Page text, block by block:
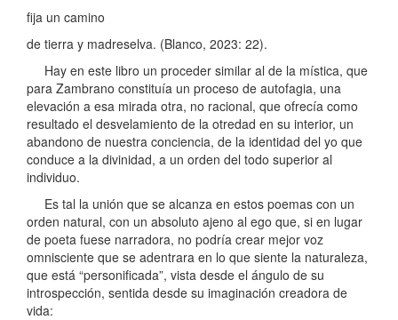
fija un camino
de tierra y madreselva. (Blanco, 2023: 22).
Hay en este libro un proceder similar al de la mística, que
para Zambrano constituía un proceso de autofagia, una
elevación a esa mirada otra, no racional, que ofrecía como
resultado el desvelamiento de la otredad en su interior, un
abandono de nuestra conciencia, de la identidad del yo que
conduce a la divinidad, a un orden del todo superior al
individuo.
Es tal la unión que se alcanza en estos poemas con un
orden natural, con un absoluto ajeno al ego que, si en lugar
de poeta fuese narradora, no podría crear mejor voz
omnisciente que se adentrara en lo que siente la naturaleza,
que está “personificada”, vista desde el ángulo de su
introspección, sentida desde su imaginación creadora de
vida: